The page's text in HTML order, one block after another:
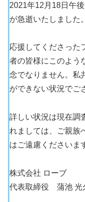
2021年12月18日午
が急逝いたしました。
応援してくださった
者の皆様にこのよう
念でなりません。私
ができない状況でご
詳しい状況は現在調
れましては、ご親族
はご遠慮くださいま
株式会社 ローブ
代表取締役 蒲池 光